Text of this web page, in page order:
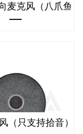
麦克风（八爪鱼
（只支持拾音）